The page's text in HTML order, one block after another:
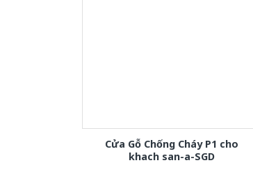
Cửa Gỗ Chống Cháy P1 cho
khach san-a-SGD